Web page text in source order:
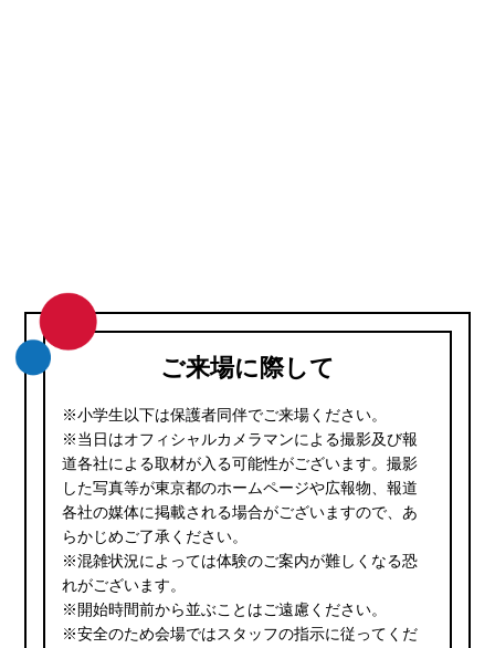
ご来場に際して
※小学生以下は保護者同伴でご来場ください。
※当日はオフィシャルカメラマンによる撮影及び報
道各社による取材が入る可能性がございます。撮影
した写真等が東京都のホームページや広報物、報道
各社の媒体に掲載される場合がございますので、あ
らかじめご了承ください。
※混雑状況によっては体験のご案内が難しくなる恐
れがございます。
※開始時間前から並ぶことはご遠慮ください。
※安全のため会場ではスタッフの指示に従ってくだ